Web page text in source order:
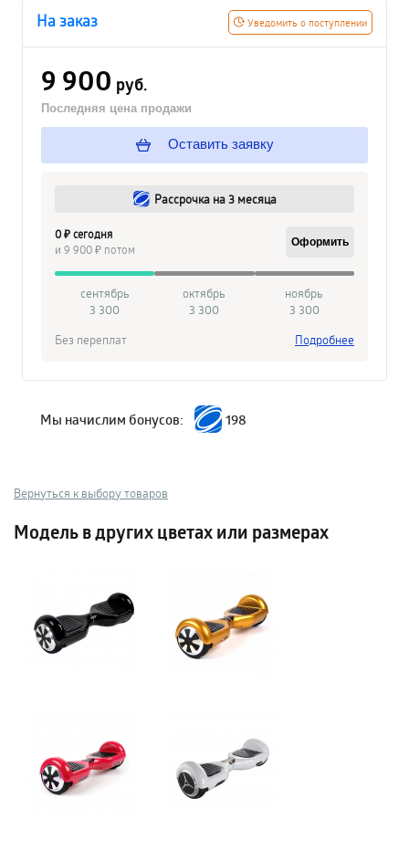
Уведомить о поступлении
На заказ
9 900 руб.
Последняя цена продажи
Оставить заявку
Рассрочка на 3 месяца
0 ₽ сегодня
и 9 900 ₽ потом
Оформить
сентябрь
3 300
октябрь
3 300
ноябрь
3 300
Без переплат
Подробнее
Мы начислим бонусов: 198
Вернуться к выбору товаров
Модель в других цветах или размерах